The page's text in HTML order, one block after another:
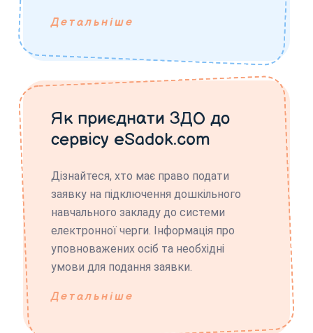
Детальніше
Як приєднати ЗДО до
сервісу eSadok.com
Дізнайтеся, хто має право подати
заявку на підключення дошкільного
навчального закладу до системи
електронної черги. Інформація про
уповноважених осіб та необхідні
умови для подання заявки.
Детальніше